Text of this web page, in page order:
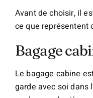
Avant de choisir, il
ce que représentent
Bagage
Le bagage cabine
garde avec soi dans